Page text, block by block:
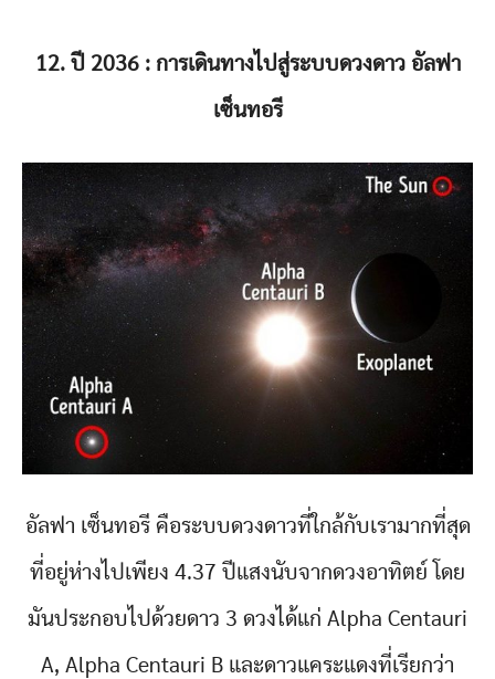
12. ปี 2036 : การเดินทางไปสู่ระบบดวงดาว อัลฟา
เซ็นทอรี
อัลฟา เซ็นทอรี คือระบบดวงดาวที่ใกล้กับเรามากที่สุด
ที่อยู่ห่างไปเพียง 4.37 ปีแสงนับจากดวงอาทิตย์ โดย
มันประกอบไปด้วยดาว 3 ดวงได้แก่ Alpha Centauri
A, Alpha Centauri B และดาวแคระแดงที่เรียกว่า